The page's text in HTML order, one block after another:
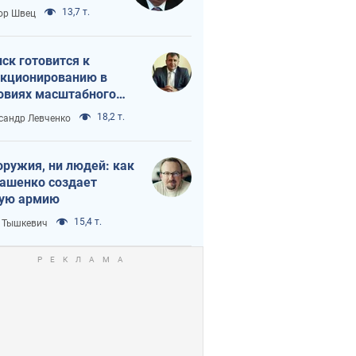
план
и Путина?
Швец 13,7 т.
готовится к
в
масштабного
кризиса
Левченко 18,2 т.
ни людей: как
создает
армию
Тышкевич 15,4 т.